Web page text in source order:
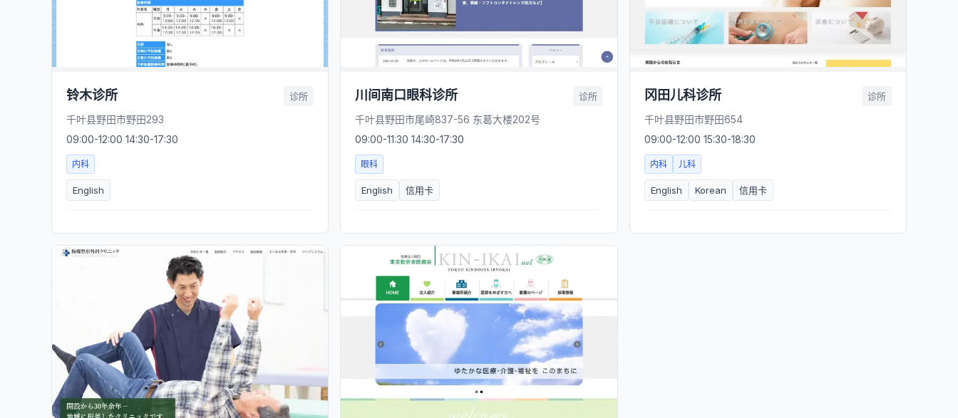
铃木诊所 诊所
千叶县野田市野田293
09:00-12:00 14:30-17:30
内科
English
川间南口眼科诊所 诊所
千叶县野田市尾崎837-56 东葛大楼202号
09:00-11:30 14:30-17:30
眼科
English 信用卡
冈田儿科诊所 诊所
千叶县野田市野田654
09:00-12:00 15:30-18:30
内科 儿科
English Korean 信用卡